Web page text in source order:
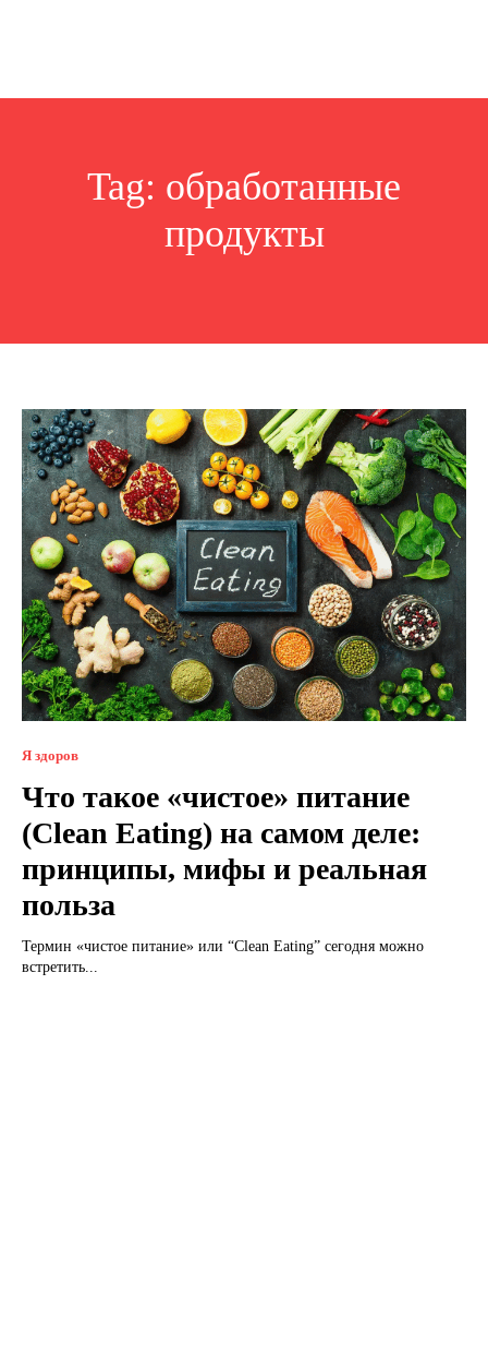
Tag: обработанные
продукты
Я здоров
Что такое «чистое» питание
(Clean Eating) на самом деле:
принципы, мифы и реальная
польза
Термин «чистое питание» или “Clean Eating” сегодня можно
встретить...